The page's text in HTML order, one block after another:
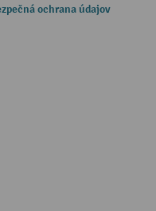
ochrana údajov